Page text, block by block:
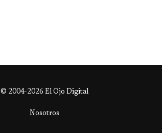
© 2004-2026 El Ojo Digital
Nosotros